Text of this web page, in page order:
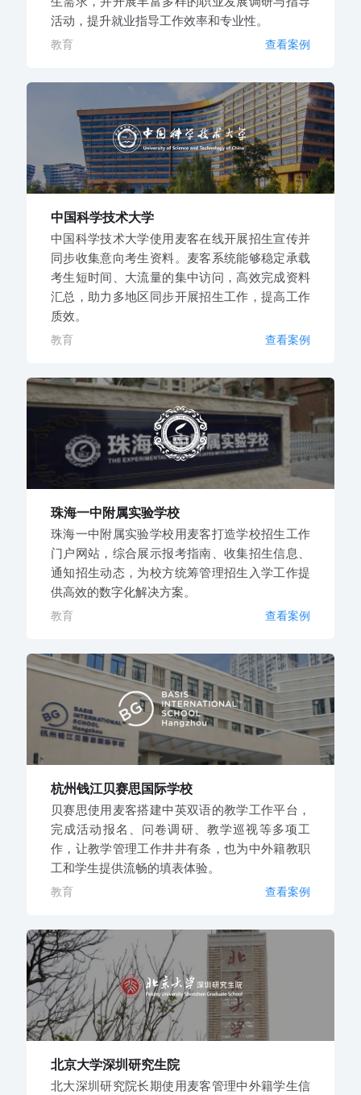
活动，提升就业指导工作效率和专业性。
教育 查看案例
中国科学技术大学
中国科学技术大学使用麦客在线开展招生宣传并
同步收集意向考生资料。麦客系统能够稳定承载
考生短时间、大流量的集中访问，高效完成资料
汇总，助力多地区同步开展招生工作，提高工作
质效。
教育 查看案例
珠海一中附属实验学校
珠海一中附属实验学校用麦客打造学校招生工作
门户网站，综合展示报考指南、收集招生信息、
通知招生动态，为校方统筹管理招生入学工作提
供高效的数字化解决方案。
教育 查看案例
杭州钱江贝赛思国际学校
贝赛思使用麦客搭建中英双语的教学工作平台，
完成活动报名、问卷调研、教学巡视等多项工
作，让教学管理工作井井有条，也为中外籍教职
工和学生提供流畅的填表体验。
教育 查看案例
北京大学深圳研究生院
北大深圳研究院长期使用麦客管理中外籍学生信